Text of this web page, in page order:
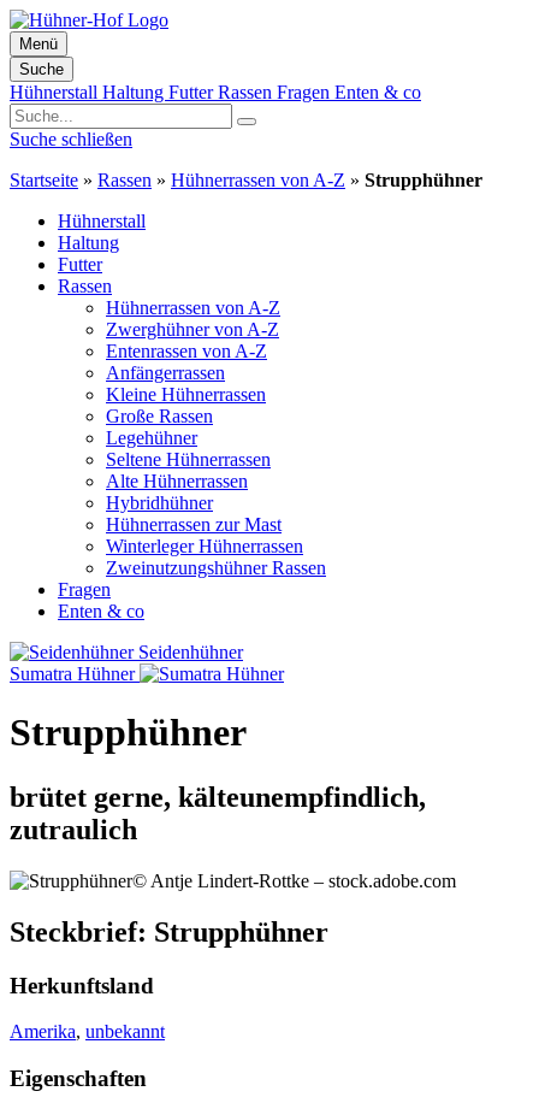
Menü
Suche
Zum
Inhalt
springen
Hühnerstall Haltung FutterRassen Fragen Enten & co
Suche schließen
Startseite » Rassen » Hühnerrassen von A-Z » Strupphühner
Hühnerstall
Haltung
Futter
Rassen
Hühnerrassen von A-Z
Zwerghühner von A-Z
Entenrassen von A-Z
Anfängerrassen
Kleine Hühnerrassen
Große Rassen
Legehühner
Seltene Hühnerrassen
Alte Hühnerrassen
Hybridhühner
Hühnerrassen zur Mast
Winterleger Hühnerrassen
Zweinutzungshühner Rassen
Fragen
Enten & co
Seidenhühner
Sumatra Hühner
Strupphühner
brütet gerne, kälteunempfindlich,
zutraulich
© Antje Lindert-Rottke – stock.adobe.com
Steckbrief: Strupphühner
Herkunftsland
Amerika, unbekannt
Eigenschaften